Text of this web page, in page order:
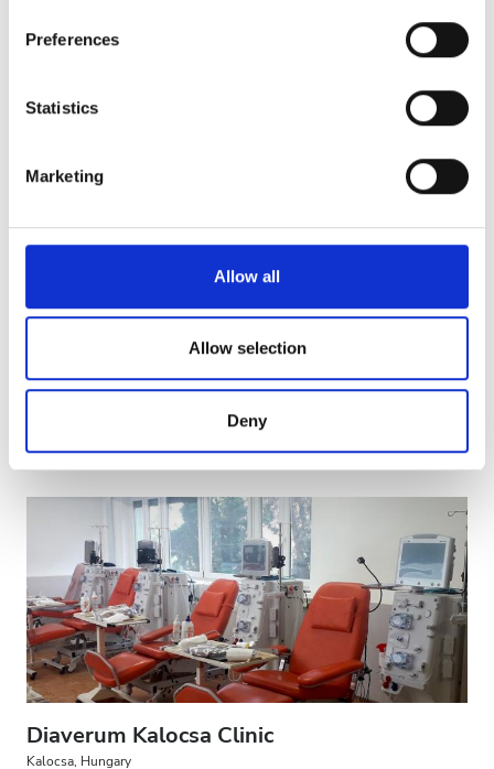
Collect information about your geographical
meters
Identify your device by actively scanning it for
Find out more about how your personal data is processed
We use cookies to personalise content and ads, to
We also share information about your use of our site with
our social media, advertising and analytics partners who
may combine it with other information that you’ve
provided to them or that they’ve collected from your use
of their services. Read more about cookies in our
Privacy policy.
Preferences
Statistics
Marketing
Allow all
Allow selection
Deny
Diaverum Bajcsy Clinic
市の中心から 9.42 km
GHICでカバー
軽食 無料WiFi テレビスクリーン
無料送迎
Diaverum Kalocsa Clinic
Kalocsa, Hungary